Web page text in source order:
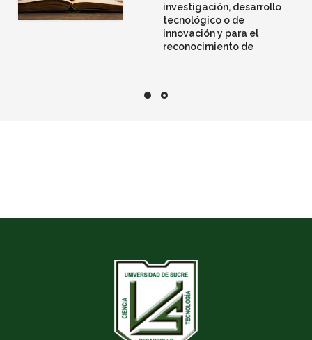
investigación, desarrollo
tecnológico o de
innovación y para el
reconocimiento de
Innovación – SNCTI 2021